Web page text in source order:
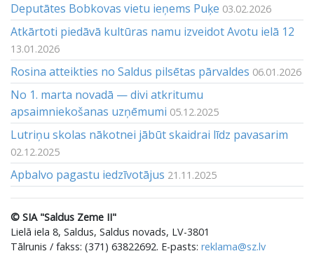
Deputātes Bobkovas vietu ieņems Puķe 03.02.2026
Atkārtoti piedāvā kultūras namu izveidot Avotu ielā 12
13.01.2026
Rosina atteikties no Saldus pilsētas pārvaldes 06.01.2026
No 1. marta novadā — divi atkritumu
apsaimniekošanas uzņēmumi 05.12.2025
Lutriņu skolas nākotnei jābūt skaidrai līdz pavasarim
02.12.2025
Apbalvo pagastu iedzīvotājus 21.11.2025
© SIA "Saldus Zeme II"
Lielā iela 8, Saldus, Saldus novads, LV-3801
Tālrunis / fakss: (371) 63822692. E-pasts: reklama@sz.lv